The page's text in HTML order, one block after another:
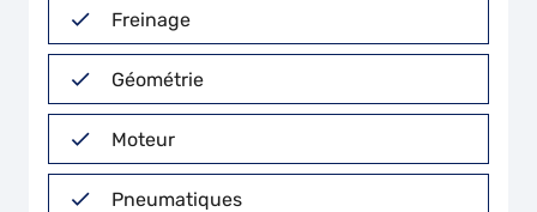
Freinage
Géométrie
Moteur
Pneumatiques